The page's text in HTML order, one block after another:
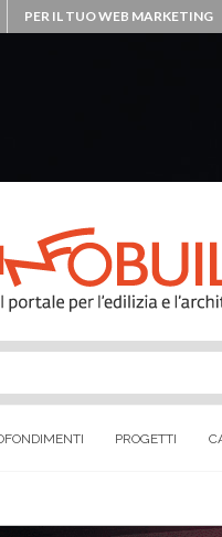
PER IL TUO WEB MARKETING
PROGETTI